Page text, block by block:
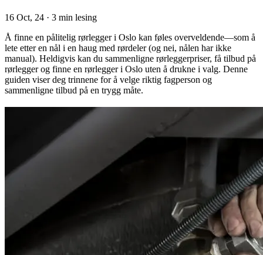
16 Oct, 24 · 3 min lesing
Å finne en pålitelig rørlegger i Oslo kan føles overveldende—som å
lete etter en nål i en haug med rørdeler (og nei, nålen har ikke
manual). Heldigvis kan du sammenligne rørleggerpriser, få tilbud på
rørlegger og finne en rørlegger i Oslo uten å drukne i valg. Denne
guiden viser deg trinnene for å velge riktig fagperson og
sammenligne tilbud på en trygg måte.